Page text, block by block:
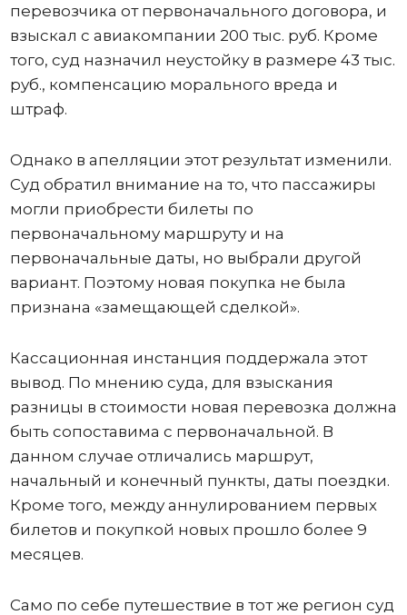
перевозчика от первоначального договора, и
взыскал с авиакомпании 200 тыс. руб. Кроме
того, суд назначил неустойку в размере 43 тыс.
руб., компенсацию морального вреда и
штраф.
Однако в апелляции этот результат изменили.
Суд обратил внимание на то, что пассажиры
могли приобрести билеты по
первоначальному маршруту и на
первоначальные даты, но выбрали другой
вариант. Поэтому новая покупка не была
признана «замещающей сделкой».
Кассационная инстанция поддержала этот
вывод. По мнению суда, для взыскания
разницы в стоимости новая перевозка должна
быть сопоставима с первоначальной. В
данном случае отличались маршрут,
начальный и конечный пункты, даты поездки.
Кроме того, между аннулированием первых
билетов и покупкой новых прошло более 9
месяцев.
Само по себе путешествие в тот же регион суд